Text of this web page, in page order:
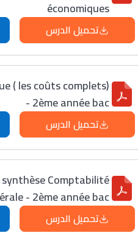
économiques
تحميل الدرس
( les coûts complets)
- 2ème année bac
تحميل الدرس
Comptabilité
- 2ème année bac
تحميل الدرس